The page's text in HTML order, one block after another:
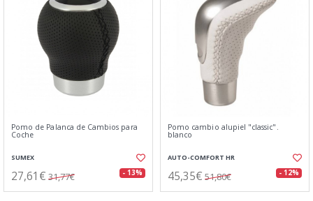
Pomo de Palanca de Cambios para
Coche
SUMEX
27,61€ 31,77€ - 13%
Pomo cambio alupiel "classic".
blanco
AUTO-COMFORT HR
45,35€ 51,80€ - 12%